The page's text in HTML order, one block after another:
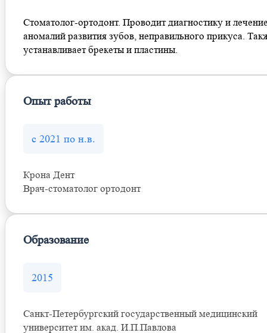
Стоматолог-ортодонт. Проводит диагностику и
аномалий развития зубов, неправильного прикуса.
устанавливает брекеты и пластины.
Опыт работы
с 2021 по н.в.
Крона Дент
Врач-стоматолог ортодонт
Образование
2015
Санкт-Петербургский государственный медицинский
университет им. акад. И.П.Павлова